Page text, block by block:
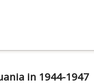
in 1944-1947